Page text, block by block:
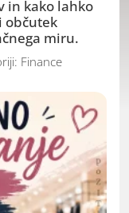
in kako lahko
občutek
miru.
Finance